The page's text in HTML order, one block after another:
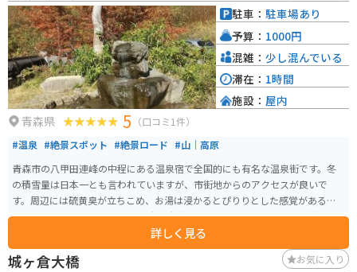
とができます。バイクで訪れる際は、日本海を望む海岸線を爽快に駆け抜け
ることができます。風を感じながら、雄大な景色を満喫できるのも魅力です。
横浜町は、菜の花の生産が盛んなことでも知られており、春には一面に広が
る黄色の絨毯を楽しむことができます。また、毎年8月には「よこはまシーサ
イドマラソン」が開催され、多くのランナーが訪れます。道の駅 よこはま
は、観光の拠点として、休憩場所として、ぜひ立ち寄りたいスポットです。
青森県 5 （口コミ1件）
#温泉 #絶景スポット #絶景ロード #山｜高原
青森市の八甲田連峰の中程にある温泉宿で全国的にも有名な温泉街です。冬
の積雪量は日本一とも言われていますが、市街地からのアクセスが良いで
す。周辺には硫黄臭が立ちこめ、お湯は浸かるとぴりりとした感覚がある県
内でも濃度の濃い硫黄泉です。 広い大浴場は千人風呂と呼ばれる混浴浴場
で、湯あみのレンタルや男女別の時間帯も設けられています。近くにはキャ
ンプ場やトレッキングコース、スキー場もあり、夏も冬も観光客集まるスポ
ットです。
詳しく見る
駐車： 駐車場あり
予算： 1000円
混雑： 少し混んでいる
滞在： 1時間
施設： 屋内
城ヶ倉大橋 お気に入り